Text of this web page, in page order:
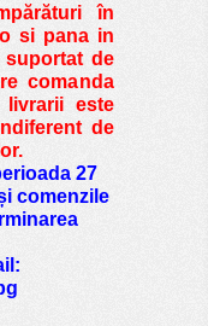
în
si pana in
de
comanda
livrarii este
de
27
comenzile